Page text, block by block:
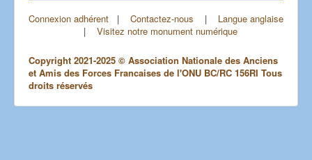
Connexion adhérent | Contactez-nous | Langue anglaise
| Visitez notre monument numérique
Copyright 2021-2025 © Association Nationale des Anciens
et Amis des Forces Francaises de l'ONU BC/RC 156RI Tous
droits réservés